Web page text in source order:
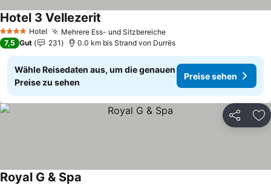
4 Sterne Hotel Mehrere Ess- und Sitzbereiche
Hotel 3 Vellezerit
7,5 Gut 231 0.0 km bis Strand von Durrës
Wähle Reisedaten aus, um die genauen
Preise zu sehen
Preise sehen
Teilen
Royal G & Spa